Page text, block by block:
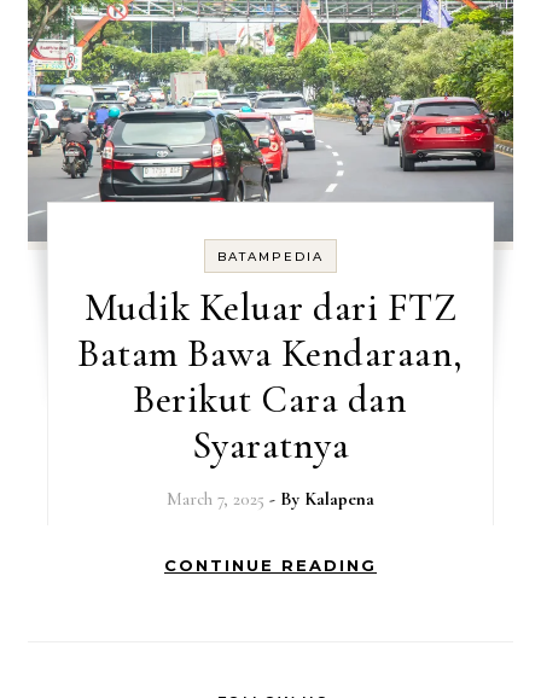
BATAMPEDIA
Mudik Keluar dari FTZ
Batam Bawa Kendaraan,
Berikut Cara dan
Syaratnya
March 7, 2025 - By Kalapena
CONTINUE READING